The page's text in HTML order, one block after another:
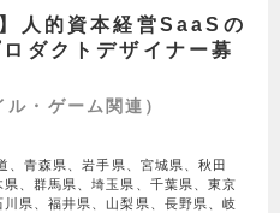
人的資本経営SaaSの
ダクトデザイナー募
・ゲーム関連）
、青森県、岩手県、宮城県、秋田
、群馬県、埼玉県、千葉県、東京
県、福井県、山梨県、長野県、岐